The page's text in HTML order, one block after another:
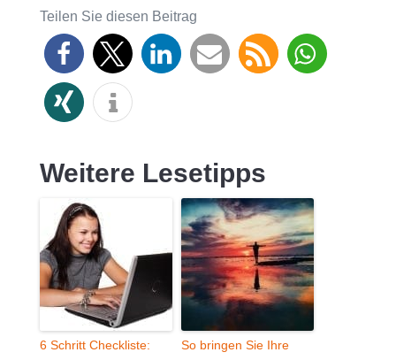
Teilen Sie diesen Beitrag
Weitere Lesetipps
6 Schritt Checkliste:
So bringen Sie Ihre